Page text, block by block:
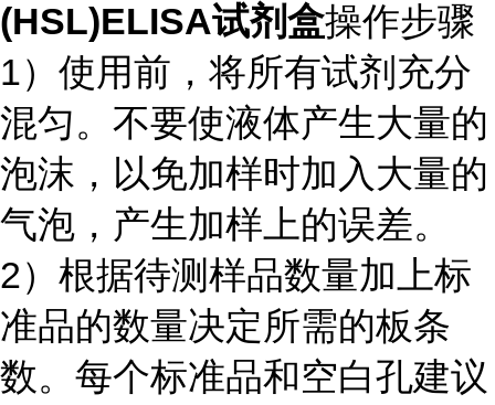
(HSL)ELISA试剂盒操作步骤
1）使用前，将所有试剂充分
混匀。不要使液体产生大量的
泡沫，以免加样时加入大量的
气泡，产生加样上的误差。
2）根据待测样品数量加上标
准品的数量决定所需的板条
数。每个标准品和空白孔建议